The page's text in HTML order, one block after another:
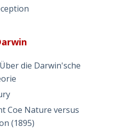
die Darwin'sche
Coe Nature versus
(1895)